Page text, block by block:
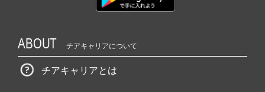
ABOUT チアキャリアについて
チアキャリアとは